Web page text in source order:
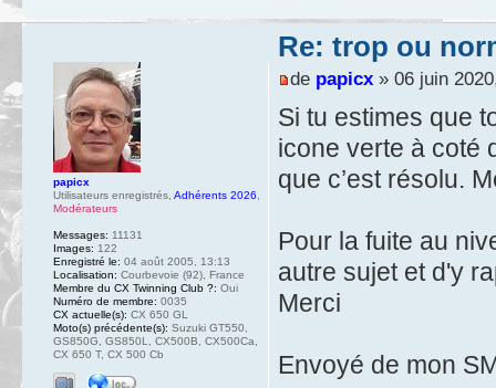
Re: trop ou
de papicx» 06 juin
Si tu estimes que
icone verte à coté
que c’est résolu.
Pour la fuite au
autre sujet et d'y
Merci
Envoyé de mon
papicx
Utilisateurs enregistrés Adhérents 2026
Modérateurs
Messages: 11131
Images: 122
Enregistré le: 04 août 2005, 13:13
Localisation: Courbevoie (92), France
Membre du CX Twinning Club ?: Oui
Numéro de membre: 0035
CX actuelle(s): CX 650 GL
Moto(s) précédente(s): Suzuki GT550,
GS850G, GS850L, CX500B, CX500Ca,
CX 650 T, CX 500 Cb